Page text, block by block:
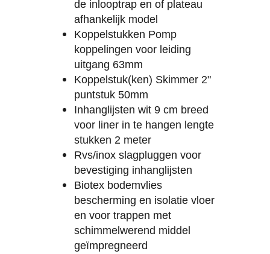
de inlooptrap en of plateau
afhankelijk model
Koppelstukken Pomp
koppelingen voor leiding
uitgang 63mm
Koppelstuk(ken) Skimmer 2"
puntstuk 50mm
Inhanglijsten wit 9 cm breed
voor liner in te hangen lengte
stukken 2 meter
Rvs/inox slagpluggen voor
bevestiging inhanglijsten
Biotex bodemvlies
bescherming en isolatie vloer
en voor trappen met
schimmelwerend middel
geïmpregneerd